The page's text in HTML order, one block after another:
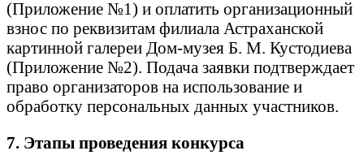
(Приложение №1) и оплатить организационный
взнос по реквизитам филиала Астраханской
картинной галереи Дом-музея Б. М. Кустодиева
(Приложение №2). Подача заявки подтверждает
право организаторов на использование и
обработку персональных данных участников.
7. Этапы проведения конкурса